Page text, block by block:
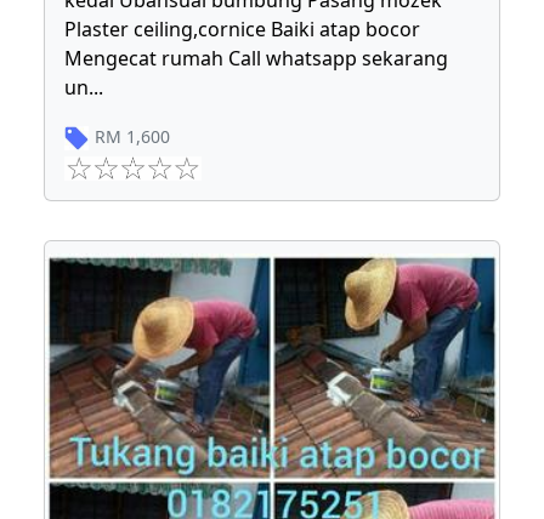
Plaster ceiling,cornice Baiki atap bocor
Mengecat rumah Call whatsapp sekarang
un...
RM 1,600